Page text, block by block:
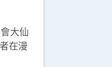
大仙
在漫